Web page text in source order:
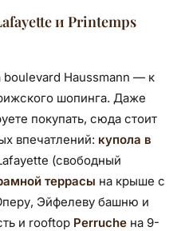
и Printemps
boulevard Haussmann — к
шопинга. Даже
покупать, сюда стоит
впечатлений: купола в
(свободный
террасы на крыше с
Эйфелеву башню и
и rooftop Perruche на 9-